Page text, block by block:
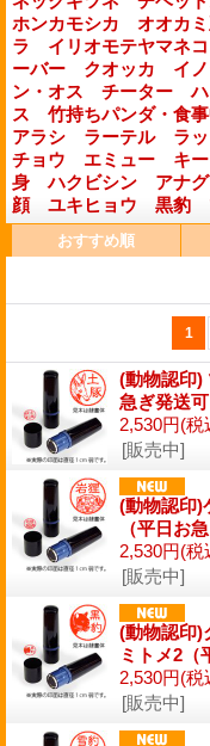
ホンカモシカ
オオカ
ラ
イリオモテヤマネコ
ーバー
クオッカ イ
ン・オス
チーター
ス
竹持ちパンダ・食
アラシ
ラーテル ラ
チョウ
エミュー キ
身
ハクビシン アナ
顔
ユキヒョウ 黒豹
おすすめ順
1
(動物認印)
急ぎ発送可
2,530円(税
[販売中]
(動物認印)
（平日お
2,530円(税
[販売中]
(動物認印)
ミトメ2（
2,530円(税
[販売中]